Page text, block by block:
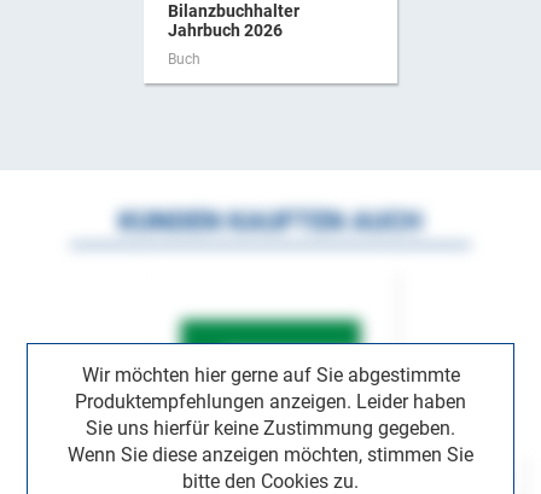
Bilanzbuchhalter
Jahrbuch 2026
Buch
Wir möchten hier gerne auf Sie abgestimmte
Produktempfehlungen anzeigen. Leider haben
Sie uns hierfür keine Zustimmung gegeben.
Wenn Sie diese anzeigen möchten, stimmen Sie
bitte den Cookies zu.
KUNDEN KAUFTEN AUCH